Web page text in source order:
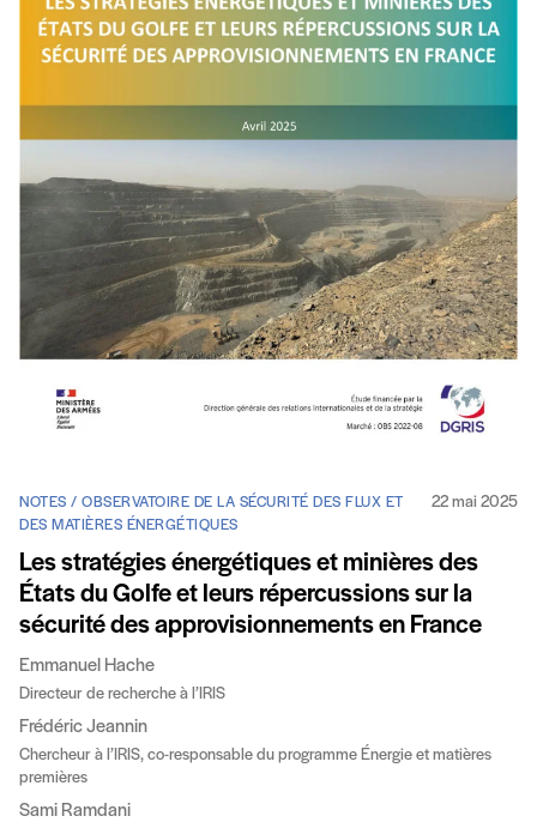
NOTES / OBSERVATOIRE DE LA SÉCURITÉ DES FLUX ET
DES MATIÈRES ÉNERGÉTIQUES
22 mai 2025
Les stratégies énergétiques et minières des
États du Golfe et leurs répercussions sur la
sécurité des approvisionnements en France
Emmanuel Hache
Directeur de recherche à l’IRIS
Frédéric Jeannin
Chercheur à l’IRIS, co-responsable du programme Énergie et matières
premières
Sami Ramdani